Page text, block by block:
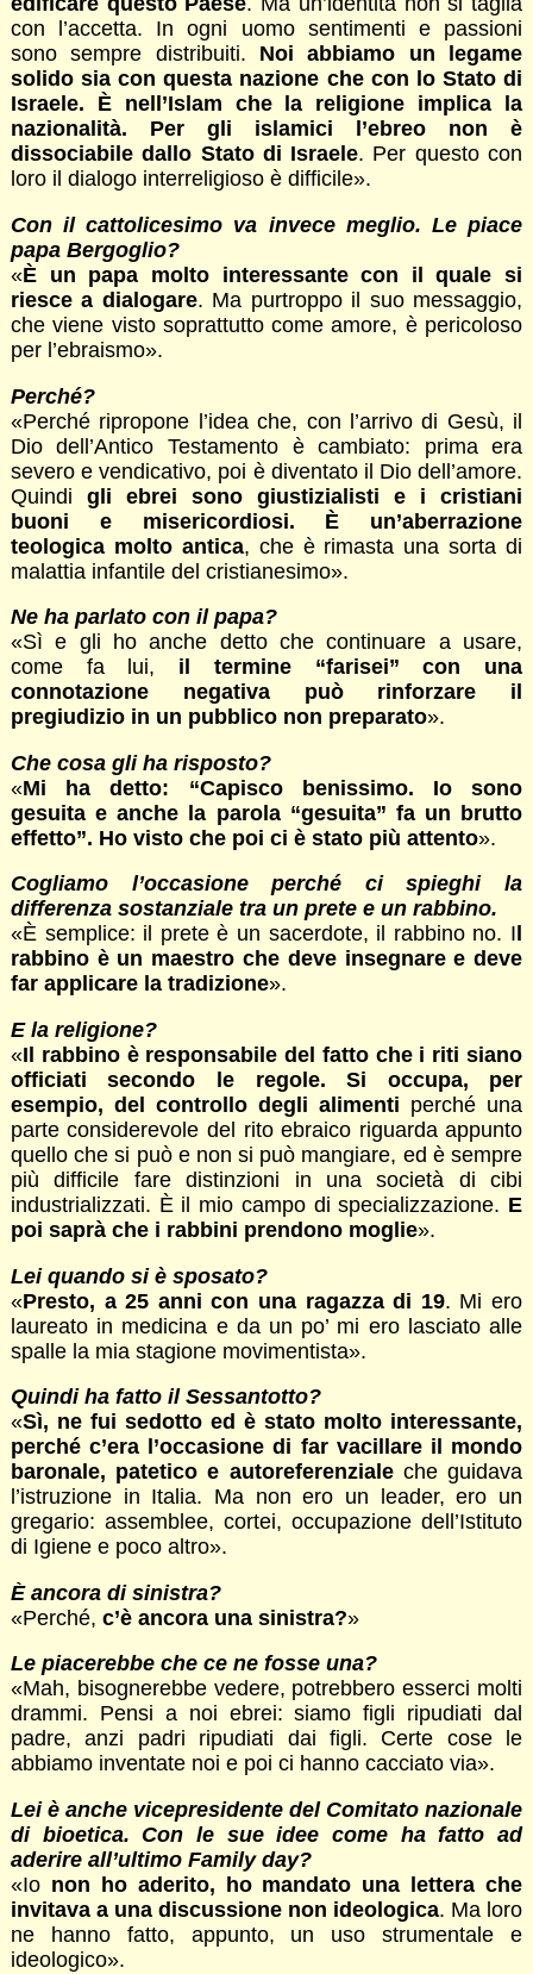
con l’accetta. In ogni uomo sentimenti e passioni
sono sempre distribuiti. Noi abbiamo un legame
solido sia con questa nazione che con lo Stato di
Israele. È nell’Islam che la religione implica la
nazionalità. Per gli islamici l’ebreo non è
dissociabile dallo Stato di Israele. Per questo con
loro il dialogo interreligioso è difficile».
Con il cattolicesimo va invece meglio. Le piace
papa Bergoglio?
«È un papa molto interessante con il quale si
riesce a dialogare. Ma purtroppo il suo messaggio,
che viene visto soprattutto come amore, è pericoloso
per l’ebraismo».
Perché?
«Perché ripropone l’idea che, con l’arrivo di Gesù, il
Dio dell’Antico Testamento è cambiato: prima era
severo e vendicativo, poi è diventato il Dio dell’amore.
Quindi gli ebrei sono giustizialisti e i cristiani
buoni e misericordiosi. È un’aberrazione
teologica molto antica, che è rimasta una sorta di
malattia infantile del cristianesimo».
Ne ha parlato con il papa?
«Sì e gli ho anche detto che continuare a usare,
come fa lui, il termine “farisei” con una
connotazione negativa può rinforzare il
pregiudizio in un pubblico non preparato».
Che cosa gli ha risposto?
«Mi ha detto: “Capisco benissimo. Io sono
gesuita e anche la parola “gesuita” fa un brutto
effetto”. Ho visto che poi ci è stato più attento».
Cogliamo l’occasione perché ci spieghi la
differenza sostanziale tra un prete e un rabbino.
«È semplice: il prete è un sacerdote, il rabbino no. I
rabbino è un maestro che deve insegnare e deve
far applicare la tradizione».
E la religione?
«Il rabbino è responsabile del fatto che i riti siano
officiati secondo le regole. Si occupa, per
esempio, del controllo degli alimenti perché una
parte considerevole del rito ebraico riguarda appunto
quello che si può e non si può mangiare, ed è sempre
più difficile fare distinzioni in una società di cibi
industrializzati. È il mio campo di specializzazione. E
poi saprà che i rabbini prendono moglie».
Lei quando si è sposato?
«Presto, a 25 anni con una ragazza di 19. Mi ero
laureato in medicina e da un po’ mi ero lasciato alle
spalle la mia stagione movimentista».
Quindi ha fatto il Sessantotto?
«Sì, ne fui sedotto ed è stato molto interessante,
perché c’era l’occasione di far vacillare il mondo
baronale, patetico e autoreferenzialeche guidava
l’istruzione in Italia. Ma non ero un leader, ero un
gregario: assemblee, cortei, occupazione dell’Istituto
di Igiene e poco altro».
È ancora di sinistra?
«Perché, c’è ancora una sinistra?»
Le piacerebbe che ce ne fosse una?
«Mah, bisognerebbe vedere, potrebbero esserci molti
drammi. Pensi a noi ebrei: siamo figli ripudiati dal
padre, anzi padri ripudiati dai figli. Certe cose le
abbiamo inventate noi e poi ci hanno cacciato via».
Lei è anche vicepresidente del Comitato nazionale
di bioetica. Con le sue idee come ha fatto ad
aderire all’ultimo Family day?
«Io non ho aderito, ho mandato una lettera che
invitava a una discussione non ideologica. Ma loro
ne hanno fatto, appunto, un uso strumentale e
ideologico».